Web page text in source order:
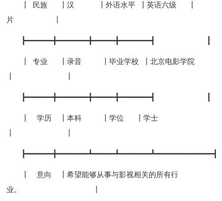
┃ 民族 ┃汉 ┃外语水平 ┃英语六级 ┃
片 ┃
┣━━━━━━╋━━━━━━━╋━━━━━╋━━━━━━━┫ ┃
┃ 专业 ┃录音 ┃毕业学校 ┃北京电影学院
┣━━━━━━╋━━━━━━━╋━━━━━╋━━━━━━━┫ ┃
┃ 学历 ┃本科 ┃学位 ┃学士
┣━━━━━━╋━━━━━━━┻━━━━━┻━━━━━━━┻━━━━━━━━━━━━━┫
┃ 意向 ┃希望能够从事与影视相关的所有行
业。 ┃